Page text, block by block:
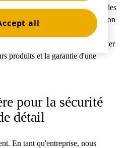
la frustration des clients, des
en fin de compte, une diminution
fait l'écho de ces difficultés,
que les détaillants doivent trouver
produits et la garantie d'une
pour la sécurité
détail
En tant qu'entreprise, nous
all